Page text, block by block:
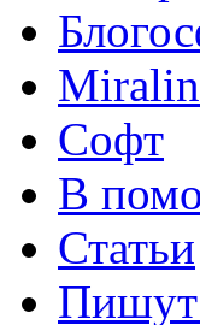
Софт
В
Статьи